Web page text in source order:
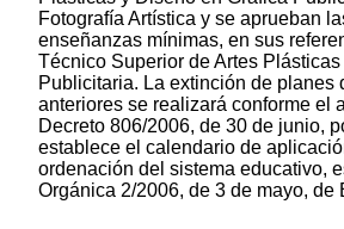
Fotografía Artística y se aprueban
enseñanzas mínimas, en sus
Técnico Superior de Artes
Publicitaria. La extinción de planes
anteriores se realizará conforme el
Decreto 806/2006, de 30 de junio,
establece el calendario de
ordenación del sistema educativo,
Orgánica 2/2006, de 3 de mayo, de